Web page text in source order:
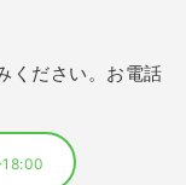
ください。お電話